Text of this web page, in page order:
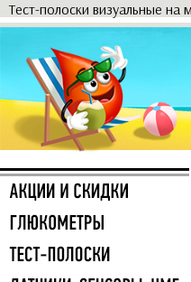
Тест-полоски визуальные